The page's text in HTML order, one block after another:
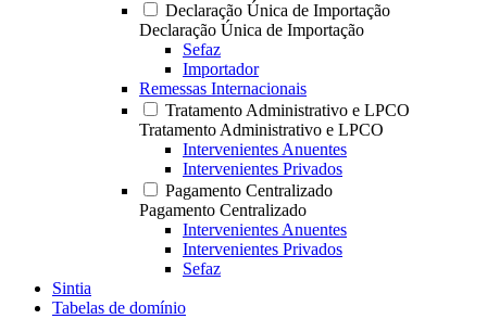
Declaração Única de Importação
Declaração Única de Importação
Sefaz
Importador
Remessas Internacionais
Tratamento Administrativo e LPCO
Tratamento Administrativo e LPCO
Intervenientes Anuentes
Intervenientes Privados
Pagamento Centralizado
Pagamento Centralizado
Intervenientes Anuentes
Intervenientes Privados
Sefaz
Sintia
Tabelas de domínio